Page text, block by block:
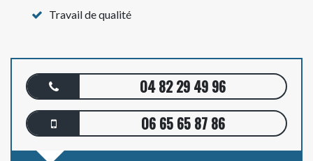
Travail de qualité
04 82 29 49 96
06 65 65 87 86